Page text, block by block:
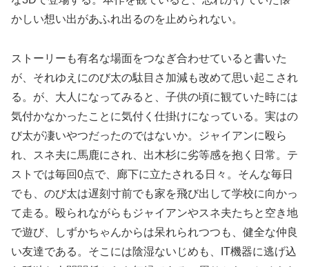
かしい想い出があふれ出るのを止められない。
ストーリーも有名な場面をつなぎ合わせていると書いた
が、それゆえにのび太の駄目さ加減も改めて思い起こされ
る。が、大人になってみると、子供の頃に観ていた時には
気付かなかったことに気付く仕掛けになっている。実はの
び太が凄いやつだったのではないか。ジャイアンに殴ら
れ、スネ夫に馬鹿にされ、出木杉に劣等感を抱く日常。テ
ストでは毎回0点で、廊下に立たされる日々。そんな毎日
でも、のび太は遅刻寸前でも家を飛び出して学校に向かっ
て走る。殴られながらもジャイアンやスネ夫たちと空き地
で遊び、しずかちゃんからは呆れられつつも、健全な仲良
い友達である。そこには陰湿ないじめも、IT機器に逃げ込